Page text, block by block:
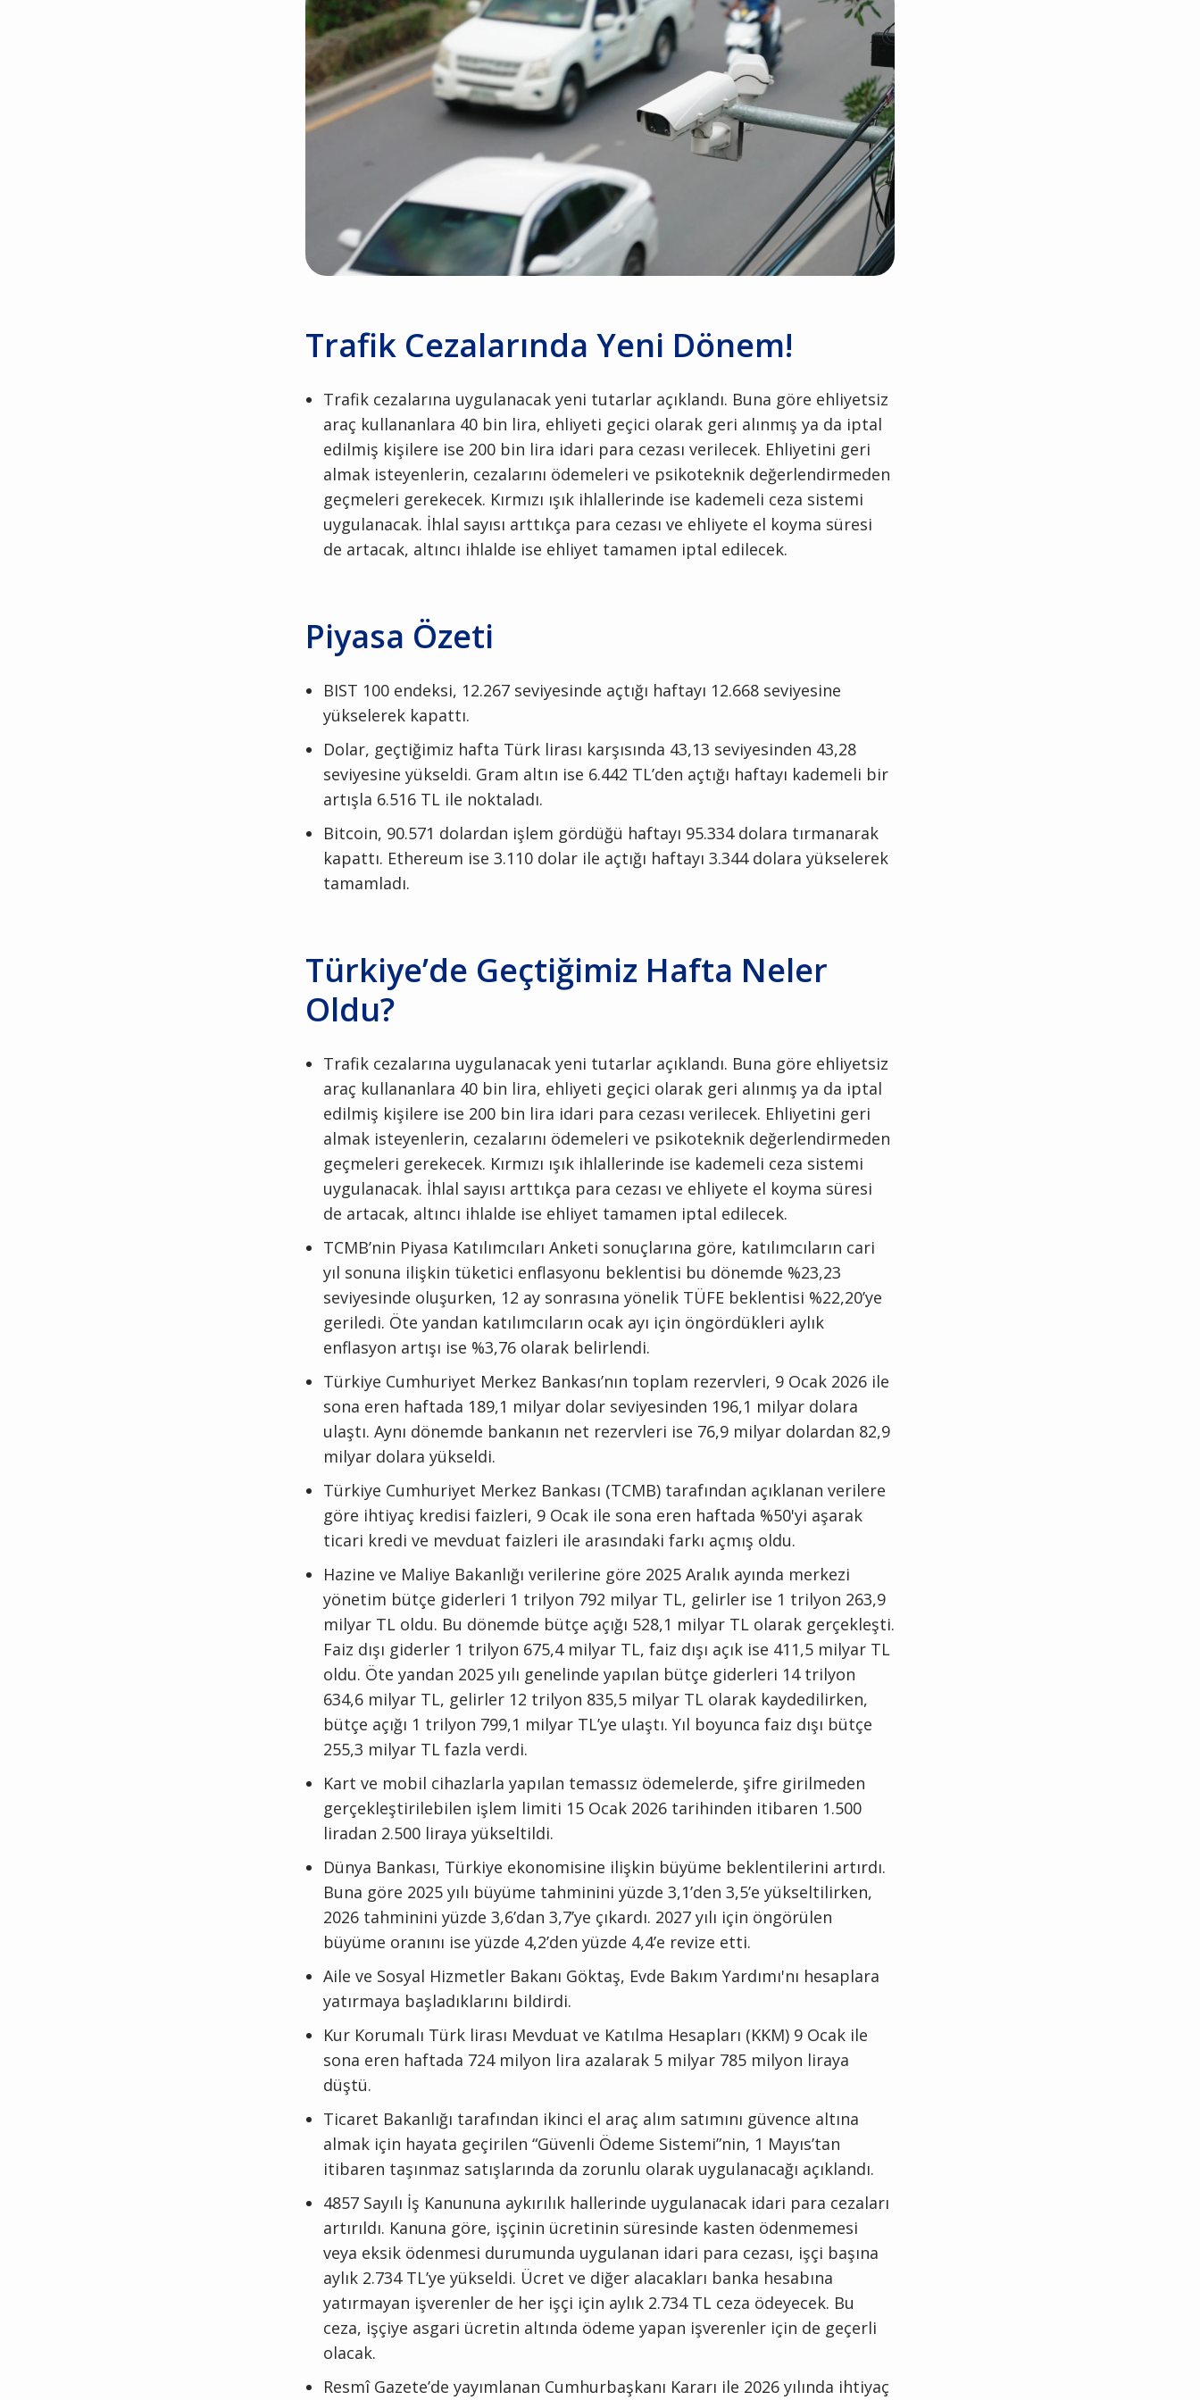
Trafik Cezalarında Yeni Dönem!
Trafik cezalarına uygulanacak yeni tutarlar açıklandı. Buna göre ehliyetsiz
araç kullananlara 40 bin lira, ehliyeti geçici olarak geri alınmış ya da iptal
edilmiş kişilere ise 200 bin lira idari para cezası verilecek. Ehliyetini geri
almak isteyenlerin, cezalarını ödemeleri ve psikoteknik değerlendirmeden
geçmeleri gerekecek. Kırmızı ışık ihlallerinde ise kademeli ceza sistemi
uygulanacak. İhlal sayısı arttıkça para cezası ve ehliyete el koyma süresi
de artacak, altıncı ihlalde ise ehliyet tamamen iptal edilecek.
Piyasa Özeti
BIST 100 endeksi, 12.267 seviyesinde açtığı haftayı 12.668 seviyesine
yükselerek kapattı.
Dolar, geçtiğimiz hafta Türk lirası karşısında 43,13 seviyesinden 43,28
seviyesine yükseldi. Gram altın ise 6.442 TL’den açtığı haftayı kademeli bir
artışla 6.516 TL ile noktaladı.
Bitcoin, 90.571 dolardan işlem gördüğü haftayı 95.334 dolara tırmanarak
kapattı. Ethereum ise 3.110 dolar ile açtığı haftayı 3.344 dolara yükselerek
tamamladı.
Türkiye’de Geçtiğimiz Hafta Neler
Oldu?
Trafik cezalarına uygulanacak yeni tutarlar açıklandı. Buna göre ehliyetsiz
araç kullananlara 40 bin lira, ehliyeti geçici olarak geri alınmış ya da iptal
edilmiş kişilere ise 200 bin lira idari para cezası verilecek. Ehliyetini geri
almak isteyenlerin, cezalarını ödemeleri ve psikoteknik değerlendirmeden
geçmeleri gerekecek. Kırmızı ışık ihlallerinde ise kademeli ceza sistemi
uygulanacak. İhlal sayısı arttıkça para cezası ve ehliyete el koyma süresi
de artacak, altıncı ihlalde ise ehliyet tamamen iptal edilecek.
TCMB’nin Piyasa Katılımcıları Anketi sonuçlarına göre, katılımcıların cari
yıl sonuna ilişkin tüketici enflasyonu beklentisi bu dönemde %23,23
seviyesinde oluşurken, 12 ay sonrasına yönelik TÜFE beklentisi %22,20’ye
geriledi. Öte yandan katılımcıların ocak ayı için öngördükleri aylık
enflasyon artışı ise %3,76 olarak belirlendi.
Türkiye Cumhuriyet Merkez Bankası’nın toplam rezervleri, 9 Ocak 2026 ile
sona eren haftada 189,1 milyar dolar seviyesinden 196,1 milyar dolara
ulaştı. Aynı dönemde bankanın net rezervleri ise 76,9 milyar dolardan 82,9
milyar dolara yükseldi.
Türkiye Cumhuriyet Merkez Bankası (TCMB) tarafından açıklanan verilere
göre ihtiyaç kredisi faizleri, 9 Ocak ile sona eren haftada %50'yi aşarak
ticari kredi ve mevduat faizleri ile arasındaki farkı açmış oldu.
Hazine ve Maliye Bakanlığı verilerine göre 2025 Aralık ayında merkezi
yönetim bütçe giderleri 1 trilyon 792 milyar TL, gelirler ise 1 trilyon 263,9
milyar TL oldu. Bu dönemde bütçe açığı 528,1 milyar TL olarak gerçekleşti.
Faiz dışı giderler 1 trilyon 675,4 milyar TL, faiz dışı açık ise 411,5 milyar TL
oldu. Öte yandan 2025 yılı genelinde yapılan bütçe giderleri 14 trilyon
634,6 milyar TL, gelirler 12 trilyon 835,5 milyar TL olarak kaydedilirken,
bütçe açığı 1 trilyon 799,1 milyar TL’ye ulaştı. Yıl boyunca faiz dışı bütçe
255,3 milyar TL fazla verdi.
Kart ve mobil cihazlarla yapılan temassız ödemelerde, şifre girilmeden
gerçekleştirilebilen işlem limiti 15 Ocak 2026 tarihinden itibaren 1.500
liradan 2.500 liraya yükseltildi.
Dünya Bankası, Türkiye ekonomisine ilişkin büyüme beklentilerini artırdı.
Buna göre 2025 yılı büyüme tahminini yüzde 3,1’den 3,5’e yükseltilirken,
2026 tahminini yüzde 3,6’dan 3,7’ye çıkardı. 2027 yılı için öngörülen
büyüme oranını ise yüzde 4,2’den yüzde 4,4’e revize etti.
Aile ve Sosyal Hizmetler Bakanı Göktaş, Evde Bakım Yardımı'nı hesaplara
yatırmaya başladıklarını bildirdi.
Kur Korumalı Türk lirası Mevduat ve Katılma Hesapları (KKM) 9 Ocak ile
sona eren haftada 724 milyon lira azalarak 5 milyar 785 milyon liraya
düştü.
Ticaret Bakanlığı tarafından ikinci el araç alım satımını güvence altına
almak için hayata geçirilen “Güvenli Ödeme Sistemi”nin, 1 Mayıs’tan
itibaren taşınmaz satışlarında da zorunlu olarak uygulanacağı açıklandı.
4857 Sayılı İş Kanununa aykırılık hallerinde uygulanacak idari para cezaları
artırıldı. Kanuna göre, işçinin ücretinin süresinde kasten ödenmemesi
veya eksik ödenmesi durumunda uygulanan idari para cezası, işçi başına
aylık 2.734 TL’ye yükseldi. Ücret ve diğer alacakları banka hesabına
yatırmayan işverenler de her işçi için aylık 2.734 TL ceza ödeyecek. Bu
ceza, işçiye asgari ücretin altında ödeme yapan işverenler için de geçerli
olacak.
Resmî Gazete’de yayımlanan Cumhurbaşkanı Kararı ile 2026 yılında ihtiyaç